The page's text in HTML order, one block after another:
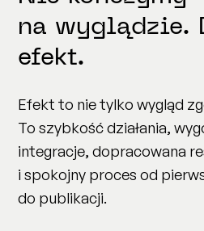
na wyglądzie.
efekt.
Efekt to nie tylko wygląd
To szybkość działania,
integracje, dopracowana
i spokojny proces od
do publikacji.